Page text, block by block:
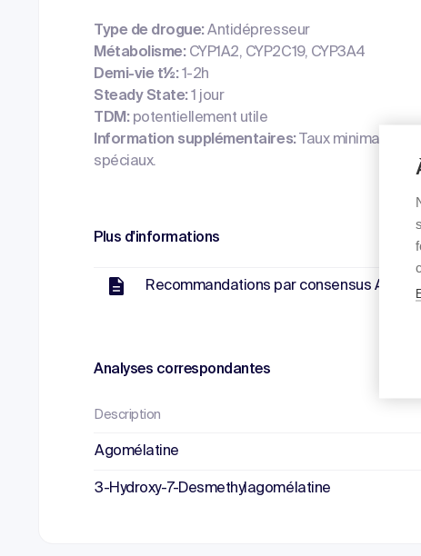
Type de drogue:Antidépresseur
Métabolisme:CYP1A2, CYP2C19, CYP3A4
Demi-vie t½:1-2h
Steady State:1 jour
TDM:potentiellement utile
Information supplémentaires:Taux minimal non
spéciaux.
Plus d'informations
Recommandations par consensus AGNP
Analyses correspondantes
Description
Agomélatine
3-Hydroxy-7-Desmethylagomélatine